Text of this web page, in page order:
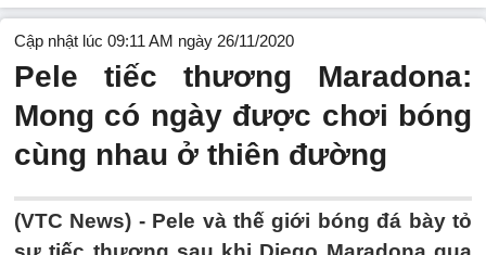
Cập nhật lúc 09:11 AM ngày 26/11/2020
Pele tiếc thương Maradona:
Mong có ngày được chơi bóng
cùng nhau ở thiên đường
(VTC News) - Pele và thế giới bóng đá bày tỏ